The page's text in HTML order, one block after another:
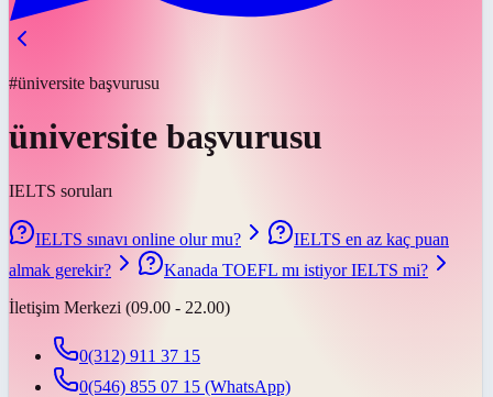
#üniversite başvurusu
üniversite başvurusu
IELTS soruları
IELTS sınavı online olur mu?
IELTS en az kaç puan
almak gerekir?
Kanada TOEFL mı istiyor IELTS mi?
İletişim Merkezi (09.00 - 22.00)
0(312) 911 37 15
0(546) 855 07 15 (WhatsApp)